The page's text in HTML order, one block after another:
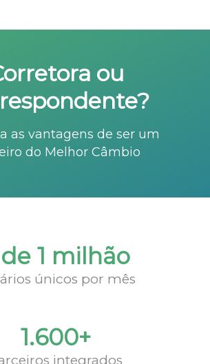
ou
as vantagens de ser um
do Melhor Câmbio
1 milhão
únicos por mês
1.600+
integrados